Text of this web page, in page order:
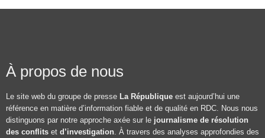
À propos de nous
Le site web du groupe de presse La République est aujourd’hui une
référence en matière d’information fiable et de qualité en RDC. Nous nous
distinguons par notre approche axée sur le journalisme de résolution
des conflits et d’investigation . À travers des analyses approfondies des